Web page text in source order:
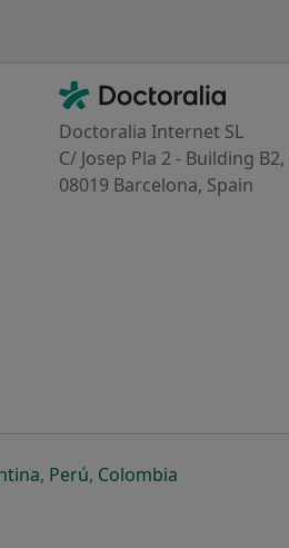
Contacto
Doctoralia - Homepage
Doctoralia Internet SL
C/ Josep Pla 2 - Building
08019 Barcelona, Spain
separador
novo separador
abre num novo separador
, Perúabre num novo
, Colombiaabre num